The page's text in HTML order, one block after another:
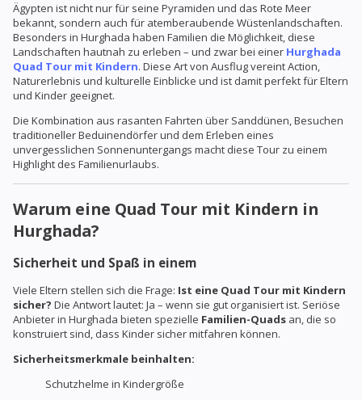
Ägypten ist nicht nur für seine Pyramiden und das Rote Meer
bekannt, sondern auch für atemberaubende Wüstenlandschaften.
Besonders in Hurghada haben Familien die Möglichkeit, diese
Landschaften hautnah zu erleben – und zwar bei einer Hurghada
Quad Tour mit Kindern. Diese Art von Ausflug vereint Action,
Naturerlebnis und kulturelle Einblicke und ist damit perfekt für Eltern
und Kinder geeignet.
Die Kombination aus rasanten Fahrten über Sanddünen, Besuchen
traditioneller Beduinendörfer und dem Erleben eines
unvergesslichen Sonnenuntergangs macht diese Tour zu einem
Highlight des Familienurlaubs.
Warum eine Quad Tour mit Kindern in
Hurghada?
Sicherheit und Spaß in einem
Viele Eltern stellen sich die Frage: Ist eine Quad Tour mit Kindern
sicher? Die Antwort lautet: Ja – wenn sie gut organisiert ist. Seriöse
Anbieter in Hurghada bieten spezielle Familien-Quads an, die so
konstruiert sind, dass Kinder sicher mitfahren können.
Sicherheitsmerkmale beinhalten:
Schutzhelme in Kindergröße